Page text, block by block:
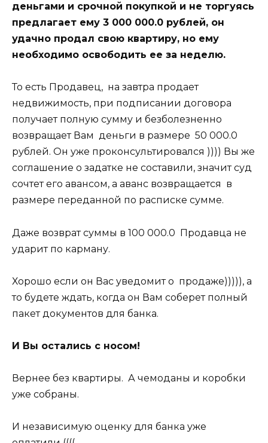
деньгами и срочной покупкой и не торгуясь
предлагает ему 3 000 000.0 рублей, он
удачно продал свою квартиру, но ему
необходимо освободить ее за неделю.
То есть Продавец, на завтра продает
недвижимость, при подписании договора
получает полную сумму и безболезненно
возвращает Вам деньги в размере 50 000.0
рублей. Он уже проконсультировался )))) Вы же
соглашение о задатке не составили, значит суд
сочтет его авансом, а аванс возвращается в
размере переданной по расписке сумме.
Даже возврат суммы в 100 000.0 Продавца не
ударит по карману.
Хорошо если он Вас уведомит о продаже))))), а
то будете ждать, когда он Вам соберет полный
пакет документов для банка.
И Вы остались с носом!
Вернее без квартиры. А чемоданы и коробки
уже собраны.
И независимую оценку для банка уже